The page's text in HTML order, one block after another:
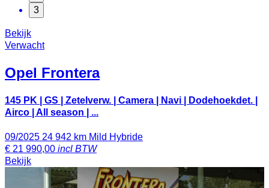
3
Bekijk
Verwacht
Opel Frontera
145 PK | GS | Zetelverw. | Camera | Navi | Dodehoekdet. |
Airco | All season | ...
09/2025 24 942 km Mild Hybride
€ 21 990,00 incl BTW
Bekijk